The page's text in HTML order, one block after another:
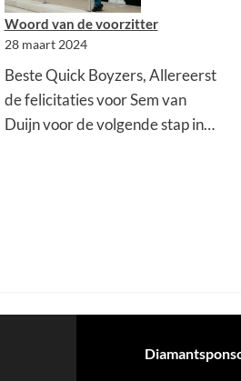
Woord van de voorzitter
28 maart 2024
Beste Quick Boyzers, Allereerst
de felicitaties voor Sem van
Duijn voor de volgende stap in…